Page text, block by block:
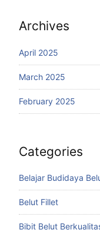
Archives
April 2025
March 2025
February 2025
Categories
Belajar Budidaya
Belut Fillet
Bibit Belut